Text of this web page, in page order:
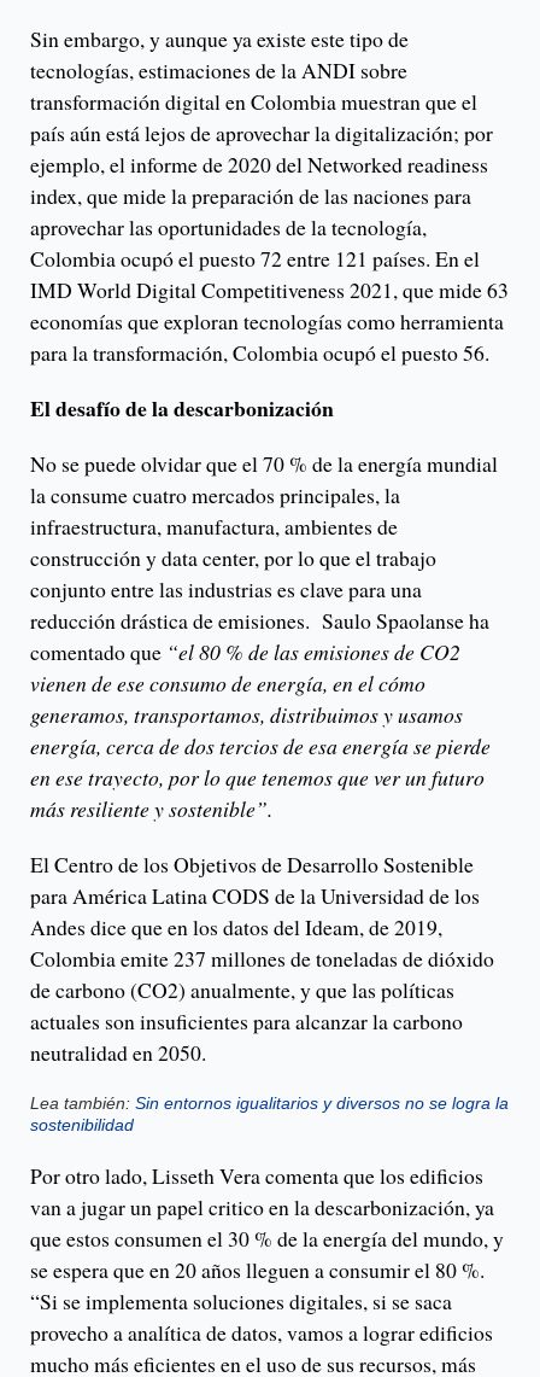
Sin embargo, y aunque ya existe este tipo de
tecnologías, estimaciones de la ANDI sobre
transformación digital en Colombia muestran que el
país aún está lejos de aprovechar la digitalización; por
ejemplo, el informe de 2020 del Networked readiness
index, que mide la preparación de las naciones para
aprovechar las oportunidades de la tecnología,
Colombia ocupó el puesto 72 entre 121 países. En el
IMD World Digital Competitiveness 2021, que mide 63
economías que exploran tecnologías como herramienta
para la transformación, Colombia ocupó el puesto 56.
El desafío de la descarbonización
No se puede olvidar que el 70 % de la energía mundial
la consume cuatro mercados principales, la
infraestructura, manufactura, ambientes de
construcción y data center, por lo que el trabajo
conjunto entre las industrias es clave para una
reducción drástica de emisiones. Saulo Spaolanse ha
comentado que “el 80 % de las emisiones de CO2
vienen de ese consumo de energía, en el cómo
generamos, transportamos, distribuimos y usamos
energía, cerca de dos tercios de esa energía se pierde
en ese trayecto, por lo que tenemos que ver un futuro
más resiliente y sostenible”.
El Centro de los Objetivos de Desarrollo Sostenible
para América Latina CODS de la Universidad de los
Andes dice que en los datos del Ideam, de 2019,
Colombia emite 237 millones de toneladas de dióxido
de carbono (CO2) anualmente, y que las políticas
actuales son insuficientes para alcanzar la carbono
neutralidad en 2050.
Lea también: Sin entornos igualitarios y diversos no se logra la
sostenibilidad
Por otro lado, Lisseth Vera comenta que los edificios
van a jugar un papel critico en la descarbonización, ya
que estos consumen el 30 % de la energía del mundo, y
se espera que en 20 años lleguen a consumir el 80 %.
“Si se implementa soluciones digitales, si se saca
provecho a analítica de datos, vamos a lograr edificios
mucho más eficientes en el uso de sus recursos, más